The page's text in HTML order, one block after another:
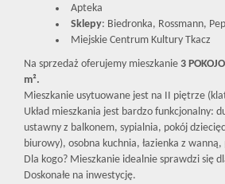
Apteka
Sklepy: Biedronka, Rossmann,
Miejskie Centrum Kultury Tkacz
Na sprzedaż oferujemy mieszkanie 3
m².
Mieszkanie usytuowane jest na II piętrze
Układ mieszkania jest bardzo funkcjonalny:
ustawny z balkonem, sypialnia, pokój
biurowy), osobna kuchnia, łazienka z
Dla kogo? Mieszkanie idealnie sprawdzi się
Doskonałe na inwestycję.